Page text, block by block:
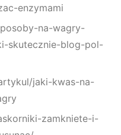
enzymami
na-wagry-
skutecznie-blog-pol-
jaki-kwas-na-
zamkniete-i-